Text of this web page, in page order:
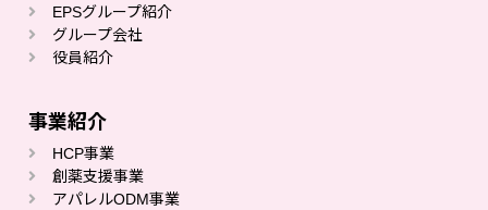
EPSグループ紹介
グループ会社
役員紹介
事業紹介
HCP事業
創薬⽀援事業
アパレルODM事業